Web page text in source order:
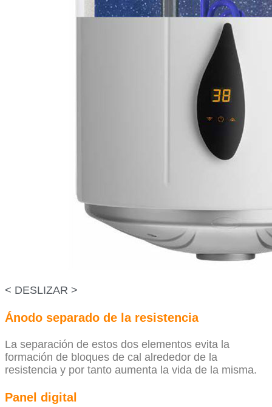
< DESLIZAR >
Ánodo separado de la resistencia
La separación de estos dos elementos evita la
formación de bloques de cal alrededor de la
resistencia y por tanto aumenta la vida de la misma.
Panel digital